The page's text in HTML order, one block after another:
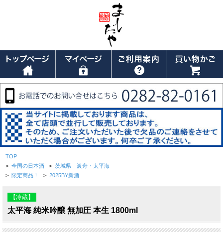
TOP
> 全国の日本酒 > 茨城県 渡舟・太平海
> 限定商品！ > 2025BY新酒
【冷蔵】
太平海 純米吟醸 無加圧 本生 1800ml